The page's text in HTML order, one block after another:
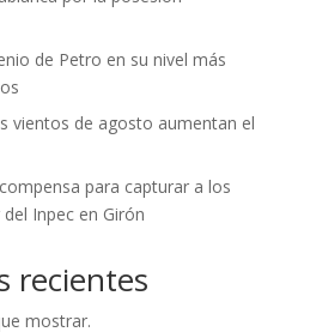
de Petro en su nivel más
vientos de agosto aumentan el
para capturar a los
Inpec en Girón
recientes
mostrar.